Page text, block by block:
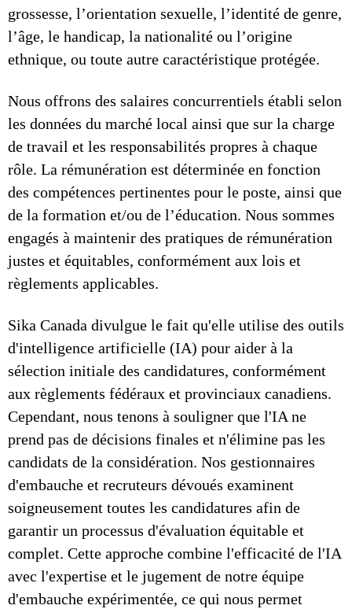
grossesse, l’orientation sexuelle, l’identité de genre,
l’âge, le handicap, la nationalité ou l’origine
ethnique, ou toute autre caractéristique protégée.
Nous offrons des salaires concurrentiels établi selon
les données du marché local ainsi que sur la charge
de travail et les responsabilités propres à chaque
rôle. La rémunération est déterminée en fonction
des compétences pertinentes pour le poste, ainsi que
de la formation et/ou de l’éducation. Nous sommes
engagés à maintenir des pratiques de rémunération
justes et équitables, conformément aux lois et
règlements applicables.
Sika Canada divulgue le fait qu'elle utilise des outils
d'intelligence artificielle (IA) pour aider à la
sélection initiale des candidatures, conformément
aux règlements fédéraux et provinciaux canadiens.
Cependant, nous tenons à souligner que l'IA ne
prend pas de décisions finales et n'élimine pas les
candidats de la considération. Nos gestionnaires
d'embauche et recruteurs dévoués examinent
soigneusement toutes les candidatures afin de
garantir un processus d'évaluation équitable et
complet. Cette approche combine l'efficacité de l'IA
avec l'expertise et le jugement de notre équipe
d'embauche expérimentée, ce qui nous permet